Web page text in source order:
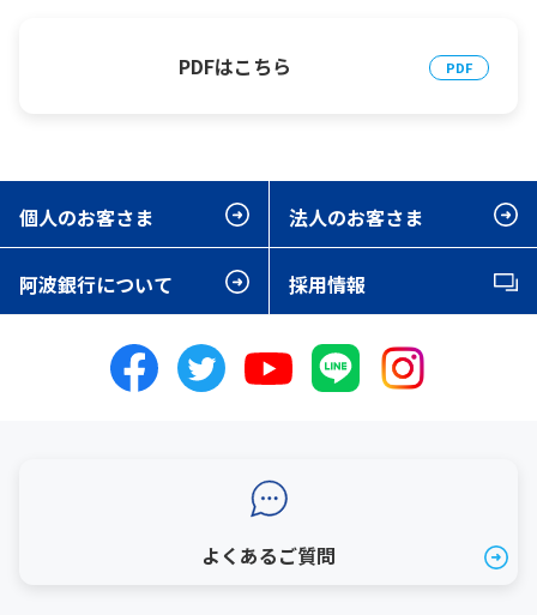
PDFはこちら
個人のお客さま 法人のお客さま
阿波銀行について 採用情報
よくあるご質問